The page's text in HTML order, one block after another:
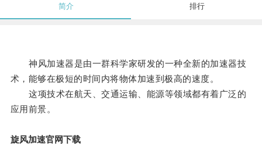
简介 排行
神风加速器是由一群科学家研发的一种全新的加速器技
术，能够在极短的时间内将物体加速到极高的速度。
这项技术在航天、交通运输、能源等领域都有着广泛的
应用前景。
旋风加速官网下载